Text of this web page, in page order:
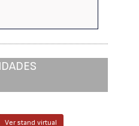
Ver stand virtual